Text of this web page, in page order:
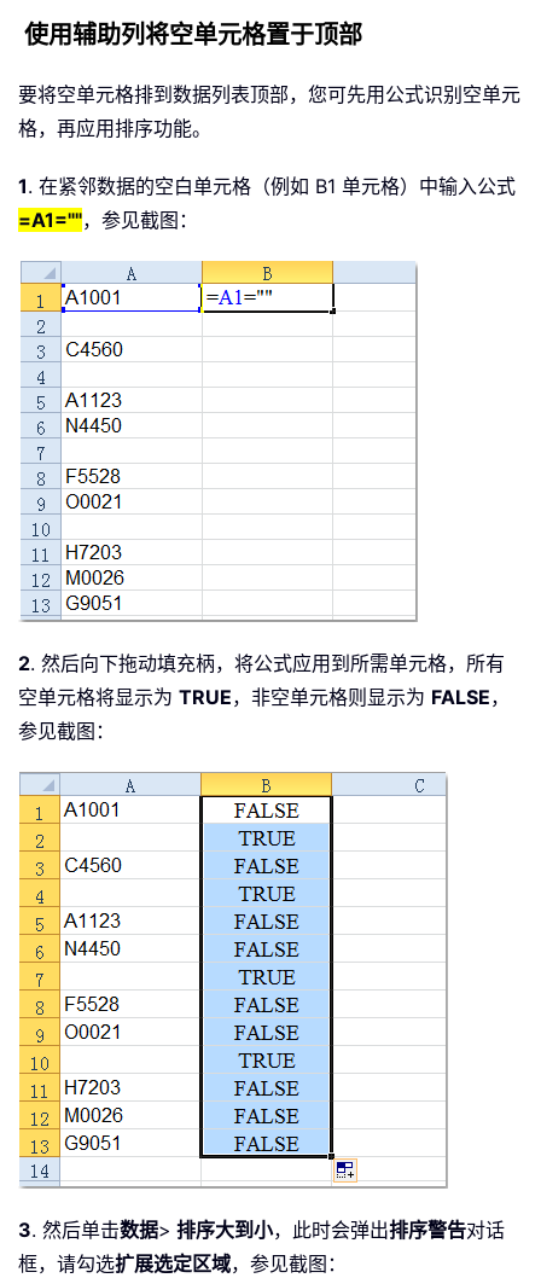
使用辅助列将空单元格置于顶部
要将空单元格排到数据列表顶部，您可先用公式识别空单元
格，再应用排序功能。
1. 在紧邻数据的空白单元格（例如 B1 单元格）中输入公式
=A1=""，参见截图：
2. 然后向下拖动填充柄，将公式应用到所需单元格，所有
空单元格将显示为 TRUE，非空单元格则显示为 FALSE，
参见截图：
3. 然后单击数据> 排序大到小，此时会弹出排序警告对话
框，请勾选扩展选定区域，参见截图：